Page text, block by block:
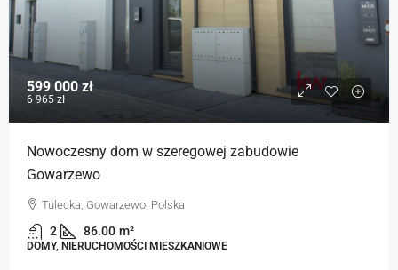
599 000 zł
6 965 zł
Nowoczesny dom w szeregowej zabudowie
Gowarzewo
Tulecka, Gowarzewo, Polska
2 86.00 m²
DOMY, NIERUCHOMOŚCI MIESZKANIOWE